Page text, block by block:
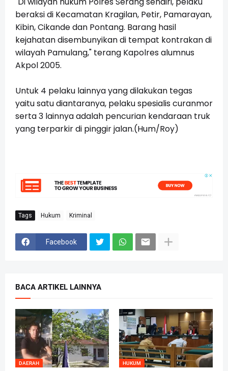
beraksi di Kecamatan Kragilan, Petir, Pamarayan,
Kibin, Cikande dan Pontang. Barang hasil
kejahatan disembunyikan di tempat kontrakan di
wilayah Pamulang," terang Kapolres alumnus
Akpol 2005.
Untuk 4 pelaku lainnya yang dilakukan tegas
yaitu satu diantaranya, pelaku spesialis curanmor
serta 3 lainnya adalah pencurian kendaraan truk
yang terparkir di pinggir jalan.(Hum/Roy)
Tags Hukum Kriminal
Facebook
BACA ARTIKEL LAINNYA
DAERAH HUKUM